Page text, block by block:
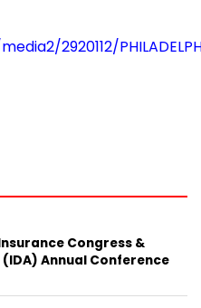
2920112/
Congress &
Annual Conference